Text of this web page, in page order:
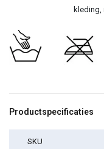
kleding,
Productspecificaties
SKU